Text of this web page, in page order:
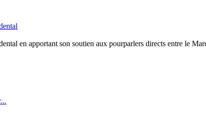
en apportant son soutien aux pourparlers directs entre le